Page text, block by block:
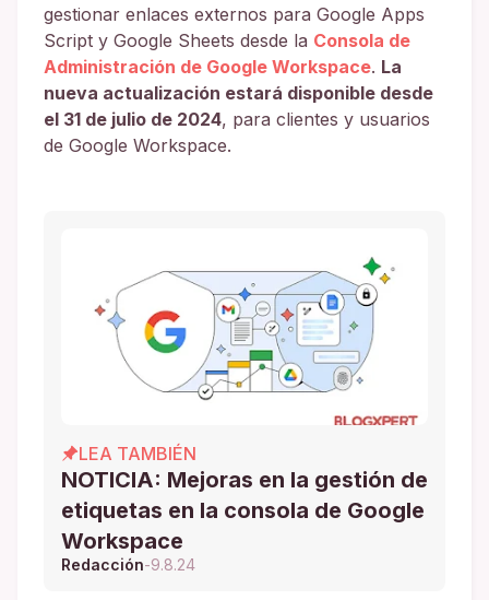
gestionar enlaces externos para Google Apps
Script y Google Sheets desde la Consola de
Administración de Google Workspace. La
nueva actualización estará disponible desde
el 31 de julio de 2024, para clientes y usuarios
de Google Workspace.
LEA TAMBIÉN
NOTICIA: Mejoras en la gestión de
etiquetas en la consola de Google
Workspace
Redacción-9.8.24